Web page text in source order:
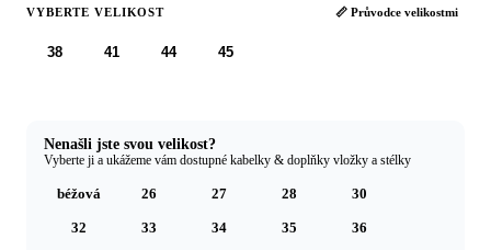
VYBERTE VELIKOST 📏 Průvodce velikostmi
38 41 44 45
Nenašli jste svou velikost?
Vyberte ji a ukážeme vám dostupné kabelky & doplňky vložky a stélky
béžová 26 27 28 30
32 33 34 35 36